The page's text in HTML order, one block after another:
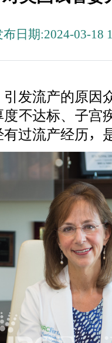
日期:2024-03-18
发流产的原因
不达标、子宫
过流产经历，